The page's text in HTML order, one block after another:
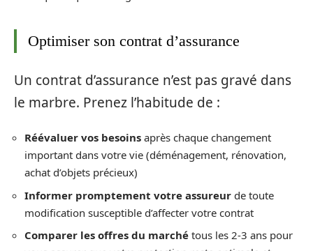
Optimiser son contrat d’assurance
Un contrat d’assurance n’est pas gravé dans
le marbre. Prenez l’habitude de :
Réévaluer vos besoins après chaque changement
important dans votre vie (déménagement, rénovation,
achat d’objets précieux)
Informer promptement votre assureur de toute
modification susceptible d’affecter votre contrat
Comparer les offres du marché tous les 2-3 ans pour